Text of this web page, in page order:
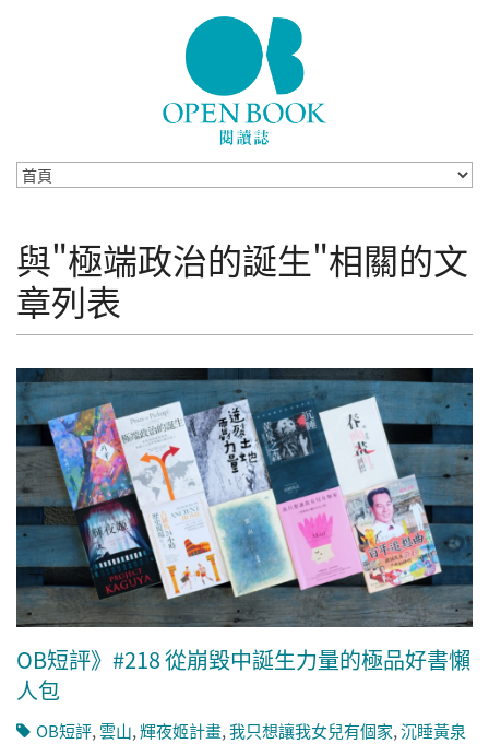
與"極端政治的誕生"相關的文
章列表
OB短評》#218 從崩毀中誕生力量的極品好書懶
人包
OB短評,雲山,輝夜姬計畫,我只想讓我女兒有個家,沉睡黃泉